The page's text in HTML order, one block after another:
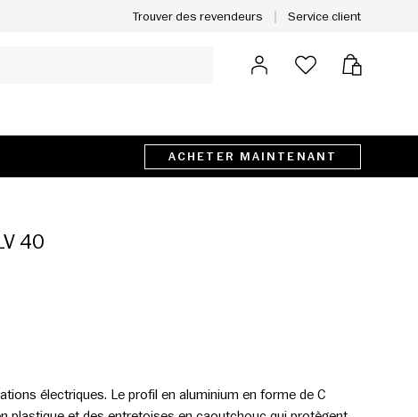
Trouver des revendeurs Service client
Se connecter Panier
ACHETER MAINTENANT
40
électriques. Le profil en aluminium en forme de C